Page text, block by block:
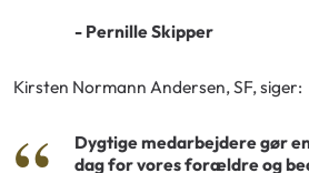
- Pernille Skipper
Kirsten Normann Andersen, SF, siger:
Dygtige medarbejdere gør
dag for vores forældre og